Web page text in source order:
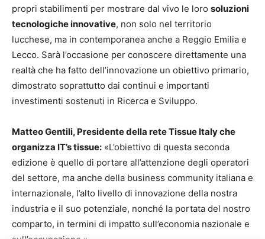
propri stabilimenti per mostrare dal vivo le loro soluzioni
tecnologiche innovative, non solo nel territorio
lucchese, ma in contemporanea anche a Reggio Emilia e
Lecco. Sarà l’occasione per conoscere direttamente una
realtà che ha fatto dell’innovazione un obiettivo primario,
dimostrato soprattutto dai continui e importanti
investimenti sostenuti in Ricerca e Sviluppo.
Matteo Gentili, Presidente della rete Tissue Italy che
organizza IT’s tissue: «L’obiettivo di questa seconda
edizione è quello di portare all’attenzione degli operatori
del settore, ma anche della business community italiana e
internazionale, l’alto livello di innovazione della nostra
industria e il suo potenziale, nonché la portata del nostro
comparto, in termini di impatto sull’economia nazionale e